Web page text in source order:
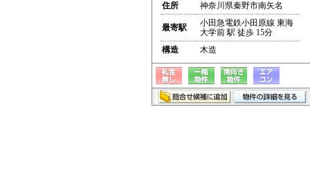
住所
神奈川県秦野市南矢名
最寄駅
小田急電鉄小田原線 東海
大学前 駅 徒歩 15分
構造
木造